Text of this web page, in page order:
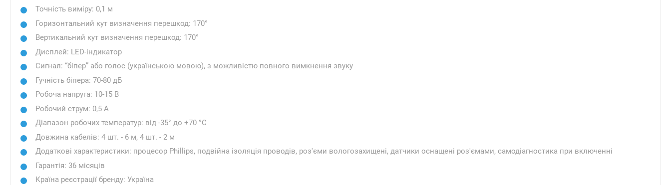
Точність виміру: 0,1 м
Горизонтальний кут визначення перешкод: 170°
Вертикальний кут визначення перешкод: 170°
Дисплей: LED-індикатор
Сигнал: “біпер” або голос (українською мовою), з можливістю повного вимкнення звуку
Гучність біпера: 70-80 дБ
Робоча напруга: 10-15 В
Робочий струм: 0,5 А
Діапазон робочих температур: від -35° до +70 °С
Довжина кабелів: 4 шт. - 6 м, 4 шт. - 2 м
Додаткові характеристики: процесор Phillips, подвійна ізоляція проводів, роз'єми вологозахищені, датчики оснащені роз'ємами, самодіагностика при включенні
Гарантія: 36 місяців
Країна реєстрації бренду: Україна